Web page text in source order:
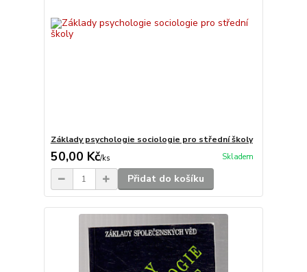
Základy psychologie sociologie pro střední školy
50,00 Kč/ks Skladem
Přidat do košíku